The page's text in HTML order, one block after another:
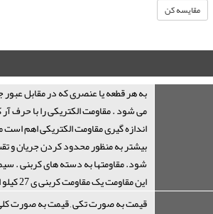
مقایسه کن
به هر قطعه یا عنصری که در مقابل
می شود . مقاومت الکتریکی را با حرف
اندازه گیری مقاومت الکتریکی اهم است
بیشتر به منظور محدود کردن جریان و
شود. مقاومتها به دسته های کربنی .
این مقاومت یک مقاومت کربنی ی 27 کیلو اهم با تلورانس 1% و ولتاژ 100 ولت است .پکیج آن مینی ملف می باشد
قیمت به صورت تکی , قیمت به صورت